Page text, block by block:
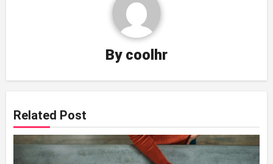
By coolhr
Related Post